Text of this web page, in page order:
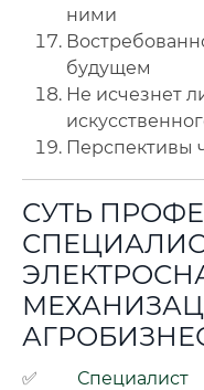
ними
будущем
Не исчезнет
Перспективы
СУТЬ
✅